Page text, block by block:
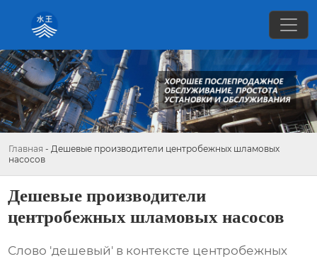
Главная - Дешевые производители центробежных шламовых
насосов
Дешевые производители
центробежных шламовых насосов
Слово 'дешевый' в контексте центробежных